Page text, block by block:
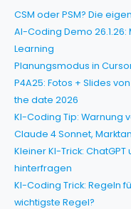
CSM oder PSM? Die
AI-Coding Demo
Learning
Planungsmodus in
P4A25: Fotos + Slides
the date 2026
KI-Coding Tip: Warnung
Claude 4 Sonnet,
Kleiner KI-Trick:
hinterfragen
KI-Coding Trick: Regeln
wichtigste Regel?